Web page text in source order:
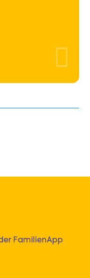
FamilienApp